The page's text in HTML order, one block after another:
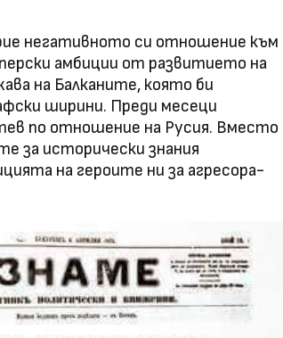
негативното си отношение към
амбиции от развитието на
на Балканите, която би
ширини. Преди месеци
по отношение на Русия. Вместо
за исторически знания
на героите ни за агресора-